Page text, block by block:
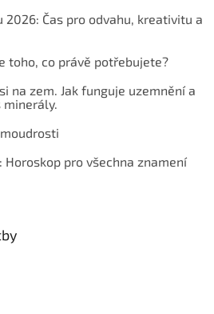
2026: Čas pro odvahu, kreativitu a
toho, co právě potřebujete?
na zem. Jak funguje uzemnění a
minerály.
Horoskop pro všechna znamení